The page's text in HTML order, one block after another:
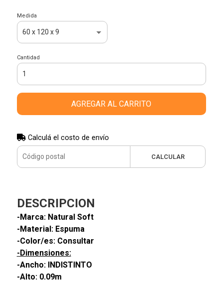
Medida
Cantidad
AGREGAR AL CARRITO
Calculá el costo de envío
CALCULAR
DESCRIPCION
-Marca: Natural Soft
-Material: Espuma
-Color/es: Consultar
-Dimensiones:
-Ancho: INDISTINTO
-Alto: 0.09m